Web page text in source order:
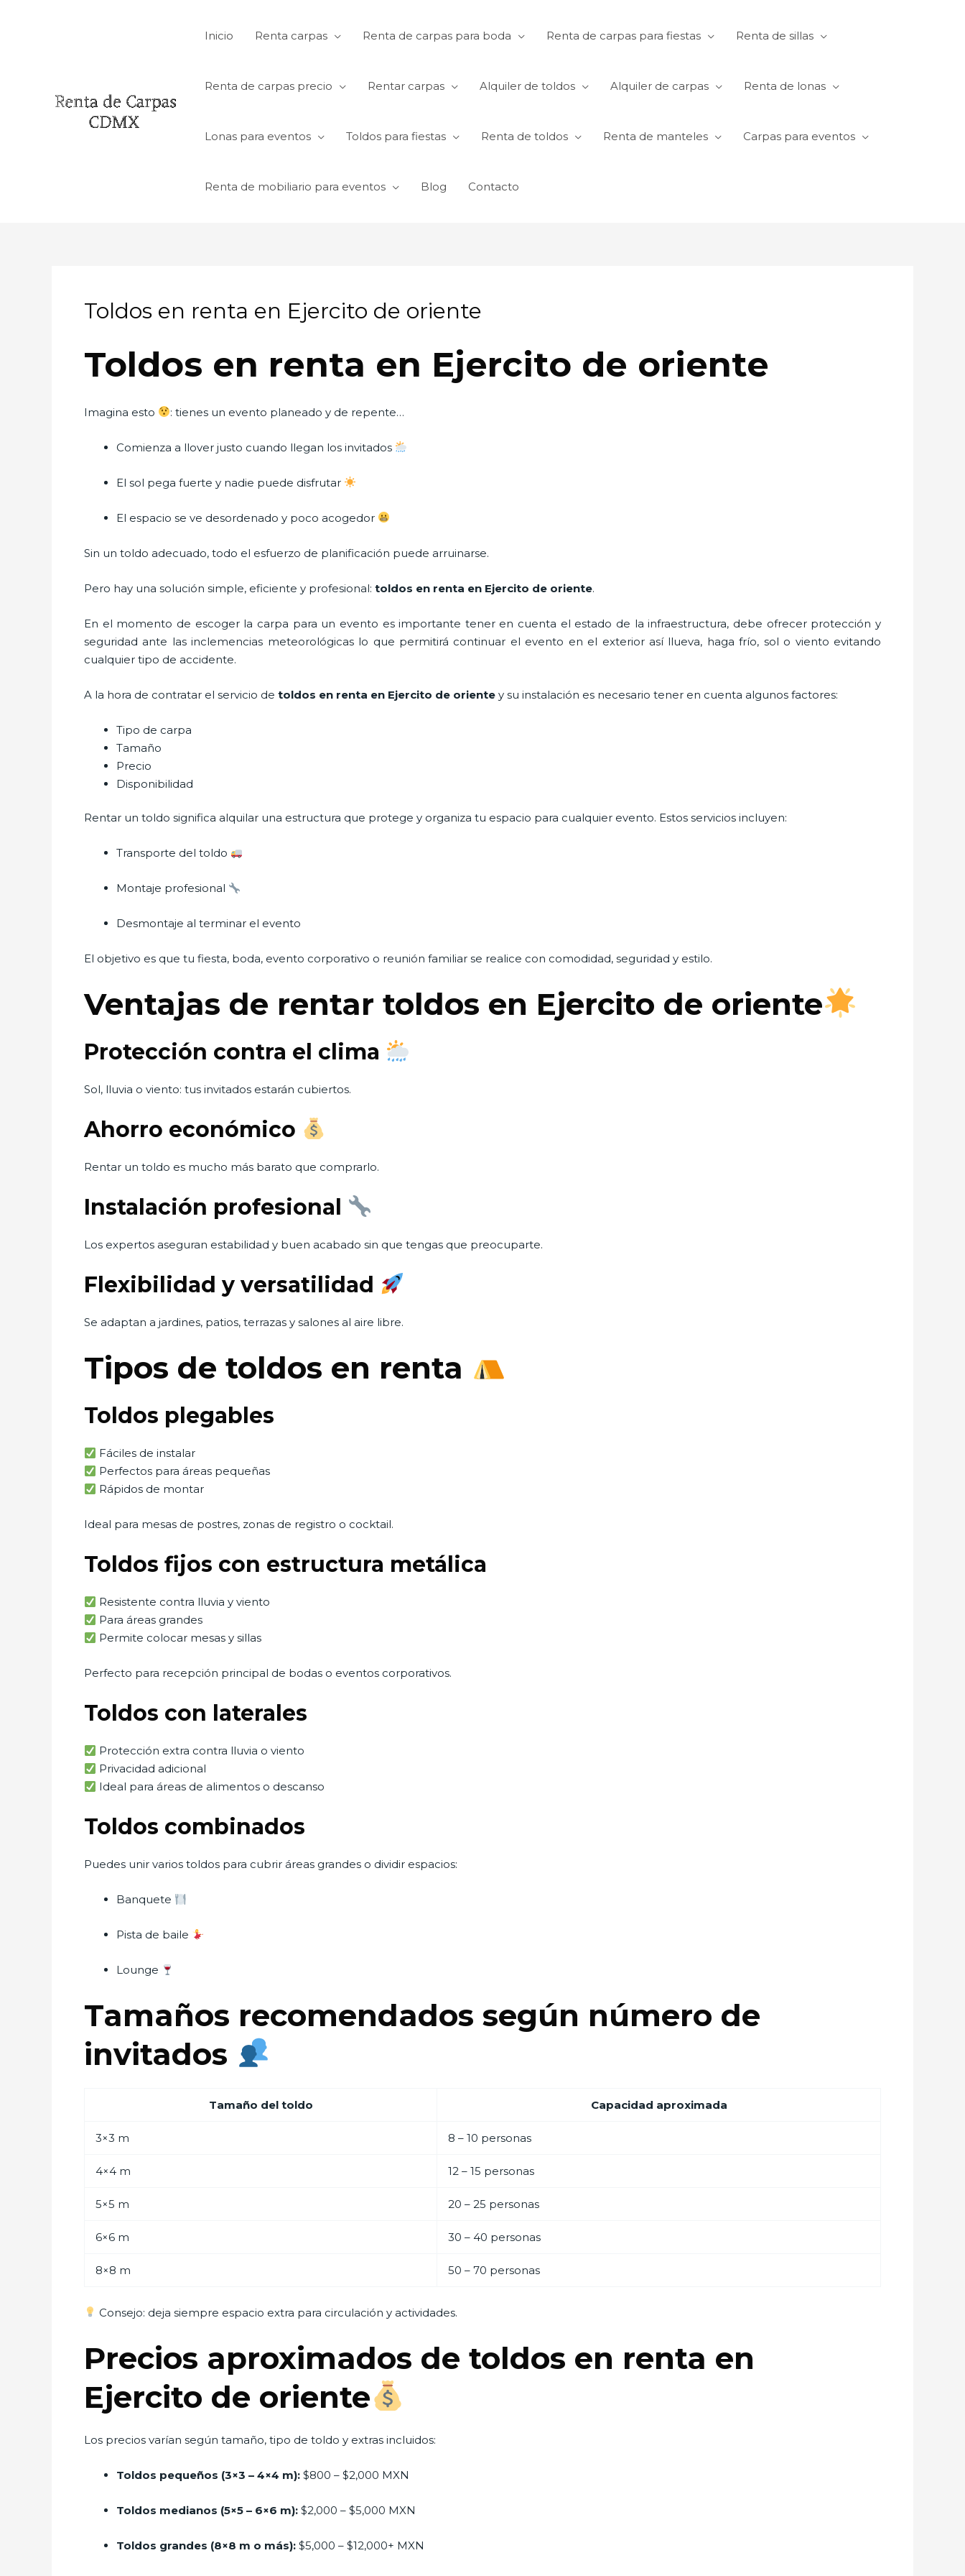
Inicio Renta carpas Renta de carpas para boda Renta de carpas para fiestas Renta de sillas
Renta de carpas precio Rentar carpas Alquiler de toldos Alquiler de carpas Renta de lonas
Lonas para eventos Toldos para fiestas Renta de toldos Renta de manteles Carpas para eventos
Renta de mobiliario para eventos Blog Contacto
Toldos en renta en Ejercito de oriente
Toldos en renta en Ejercito de oriente
Imagina esto : tienes un evento planeado y de repente…
Comienza a llover justo cuando llegan los invitados
El sol pega fuerte y nadie puede disfrutar
El espacio se ve desordenado y poco acogedor
Sin un toldo adecuado, todo el esfuerzo de planificación puede arruinarse.
Pero hay una solución simple, eficiente y profesional: toldos en renta en Ejercito de oriente.
En el momento de escoger la carpa para un evento es importante tener en cuenta el estado de la infraestructura, debe ofrecer protección y
seguridad ante las inclemencias meteorológicas lo que permitirá continuar el evento en el exterior así llueva, haga frío, sol o viento evitando
cualquier tipo de accidente.
A la hora de contratar el servicio de toldos en renta en Ejercito de oriente y su instalación es necesario tener en cuenta algunos factores:
Tipo de carpa
Tamaño
Precio
Disponibilidad
Rentar un toldo significa alquilar una estructura que protege y organiza tu espacio para cualquier evento. Estos servicios incluyen:
Transporte del toldo
Montaje profesional
Desmontaje al terminar el evento
El objetivo es que tu fiesta, boda, evento corporativo o reunión familiar se realice con comodidad, seguridad y estilo.
Ventajas de rentar toldos en Ejercito de oriente
Protección contra el clima
Sol, lluvia o viento: tus invitados estarán cubiertos.
Ahorro económico
Rentar un toldo es mucho más barato que comprarlo.
Instalación profesional
Los expertos aseguran estabilidad y buen acabado sin que tengas que preocuparte.
Flexibilidad y versatilidad
Se adaptan a jardines, patios, terrazas y salones al aire libre.
Tipos de toldos en renta
Toldos plegables
Fáciles de instalar
Perfectos para áreas pequeñas
Rápidos de montar
Ideal para mesas de postres, zonas de registro o cocktail.
Toldos fijos con estructura metálica
Resistente contra lluvia y viento
Para áreas grandes
Permite colocar mesas y sillas
Perfecto para recepción principal de bodas o eventos corporativos.
Toldos con laterales
Protección extra contra lluvia o viento
Privacidad adicional
Ideal para áreas de alimentos o descanso
Toldos combinados
Puedes unir varios toldos para cubrir áreas grandes o dividir espacios:
Banquete
Pista de baile
Lounge
Tamaños recomendados según número de
invitados
Tamaño del toldo Capacidad aproximada
3×3 m 8 – 10 personas
4×4 m 12 – 15 personas
5×5 m 20 – 25 personas
6×6 m 30 – 40 personas
8×8 m 50 – 70 personas
Consejo: deja siempre espacio extra para circulación y actividades.
Precios aproximados de toldos en renta en
Ejercito de oriente
Los precios varían según tamaño, tipo de toldo y extras incluidos:
Toldos pequeños (3×3 – 4×4 m): $800 – $2,000 MXN
Toldos medianos (5×5 – 6×6 m): $2,000 – $5,000 MXN
Toldos grandes (8×8 m o más): $5,000 – $12,000+ MXN